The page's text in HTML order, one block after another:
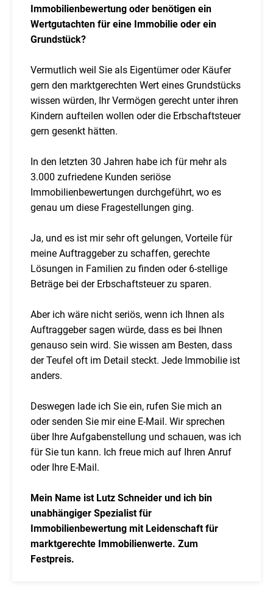
Immobilienbewertung oder benötigen ein
Wertgutachten für eine Immobilie oder ein
Grundstück?
Vermutlich weil Sie als Eigentümer oder Käufer
gern den marktgerechten Wert eines Grundstücks
wissen würden, Ihr Vermögen gerecht unter ihren
Kindern aufteilen wollen oder die Erbschaftsteuer
gern gesenkt hätten.
In den letzten 30 Jahren habe ich für mehr als
3.000 zufriedene Kunden seriöse
Immobilienbewertungen durchgeführt, wo es
genau um diese Fragestellungen ging.
Ja, und es ist mir sehr oft gelungen, Vorteile für
meine Auftraggeber zu schaffen, gerechte
Lösungen in Familien zu finden oder 6-stellige
Beträge bei der Erbschaftsteuer zu sparen.
Aber ich wäre nicht seriös, wenn ich Ihnen als
Auftraggeber sagen würde, dass es bei Ihnen
genauso sein wird. Sie wissen am Besten, dass
der Teufel oft im Detail steckt. Jede Immobilie ist
anders.
Deswegen lade ich Sie ein, rufen Sie mich an
oder senden Sie mir eine E-Mail. Wir sprechen
über Ihre Aufgabenstellung und schauen, was ich
für Sie tun kann. Ich freue mich auf Ihren Anruf
oder Ihre E-Mail.
Mein Name ist Lutz Schneider und ich bin
unabhängiger Spezialist für
Immobilienbewertung mit Leidenschaft für
marktgerechte Immobilienwerte. Zum
Festpreis.